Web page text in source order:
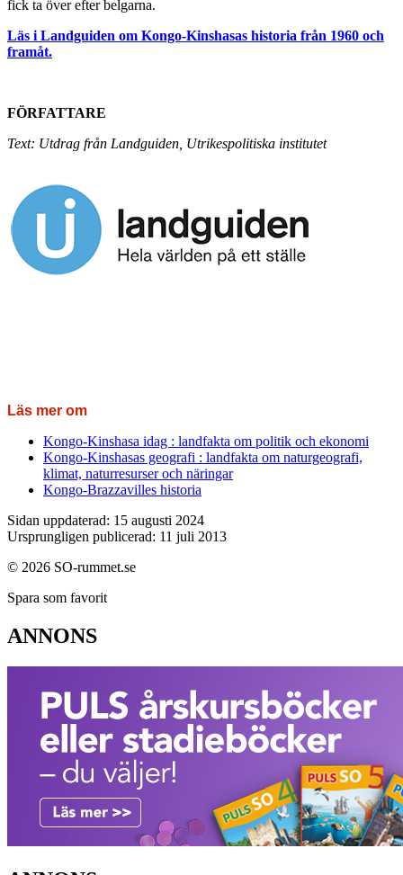
fick ta över efter belgarna.
Läs i Landguiden om Kongo-Kinshasas historia från 1960 och
framåt.
FÖRFATTARE
Text: Utdrag från Landguiden, Utrikespolitiska institutet
Läs mer om
Kongo-Kinshasa idag : landfakta om politik och ekonomi
Kongo-Kinshasas geografi : landfakta om naturgeografi,
klimat, naturresurser och näringar
Kongo-Brazzavilles historia
Sidan uppdaterad: 15 augusti 2024
Ursprungligen publicerad: 11 juli 2013
© 2026 SO-rummet.se
Spara som favorit
ANNONS